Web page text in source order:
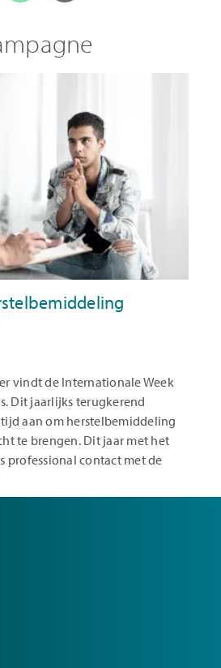
vindt de Internationale Week
Dit jaarlijks terugkerend
aan om herstelbemiddeling
te brengen. Dit jaar met het
professional contact met de